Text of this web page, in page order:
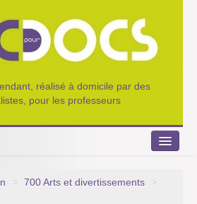
réalisé à domicile par des
pour les professeurs
> 700 Arts et divertissements
>